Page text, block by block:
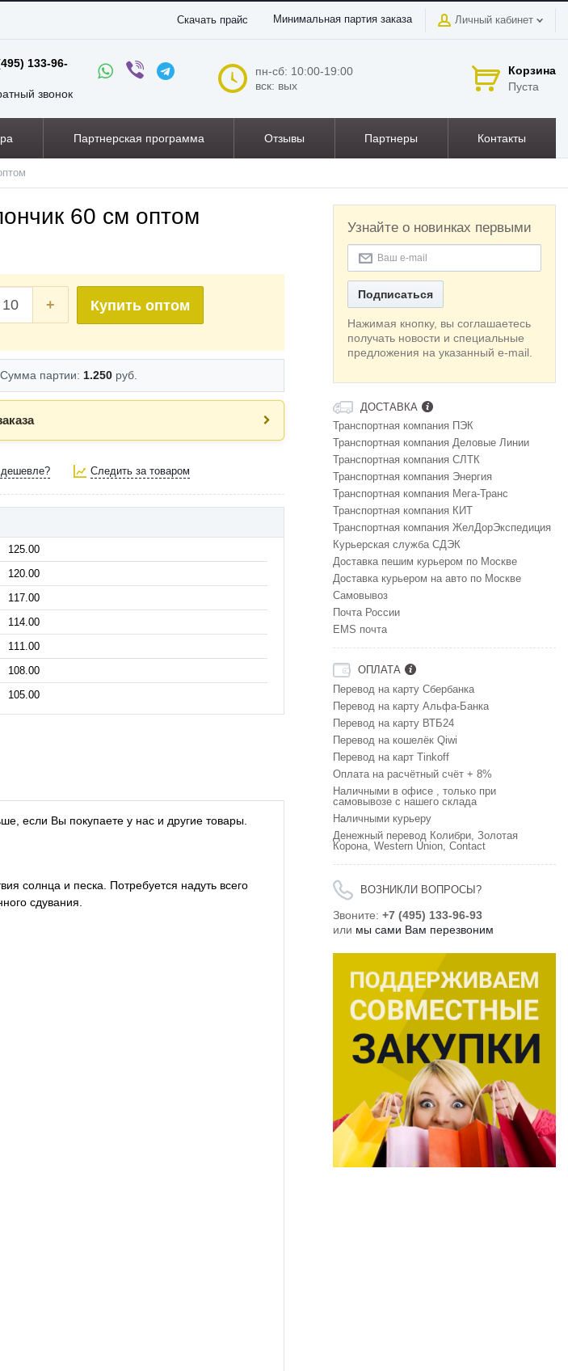
Скачать прайс Минимальная партия заказа Личный кабинет
133-96-
звонок
пн-сб: 10:00-19:00
вск: вых
Корзина
Пуста
Партнерская программа Отзывы Партнеры Контакты
60 см оптом
+ Купить оптом
Сумма партии: 1.250 руб.
Следить за товаром
125.00
120.00
117.00
114.00
111.00
108.00
105.00
если Вы покупаете у нас и другие товары.
солнца и песка. Потребуется надуть всего
сдувания.
Узнайте о новинках первыми
Подписаться
Нажимая кнопку, вы соглашаетесь
получать новости и специальные
предложения на указанный e-mail.
ДОСТАВКА
Транспортная компания ПЭК
Транспортная компания Деловые Линии
Транспортная компания СЛТК
Транспортная компания Энергия
Транспортная компания Мега-Транс
Транспортная компания КИТ
Транспортная компания ЖелДорЭкспедиция
Курьерская служба СДЭК
Доставка пешим курьером по Москве
Доставка курьером на авто по Москве
Самовывоз
Почта России
EMS почта
ОПЛАТА
Перевод на карту Сбербанка
Перевод на карту Альфа-Банка
Перевод на карту ВТБ24
Перевод на кошелёк Qiwi
Перевод на карт Tinkoff
Оплата на расчётный счёт + 8%
Наличными в офисе , только при
самовывозе с нашего склада
Наличными курьеру
Денежный перевод Колибри, Золотая
Корона, Western Union, Contact
ВОЗНИКЛИ ВОПРОСЫ?
Звоните: +7 (495) 133-96-93
или мы сами Вам перезвоним